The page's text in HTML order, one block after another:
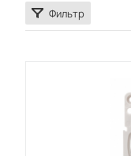
Фильтр